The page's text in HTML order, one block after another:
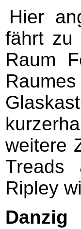
Hier
fährt zu
Raum
weitere
Treads
Ripley
Danzig